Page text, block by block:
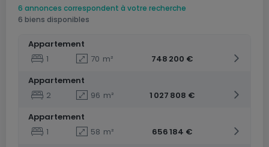
6 annonces correspondent à votre recherche
6 biens disponibles
Appartement
1
70 m²
748 200 €
Appartement
2
96 m²
1 027 808 €
Appartement
1
58 m²
656 184 €